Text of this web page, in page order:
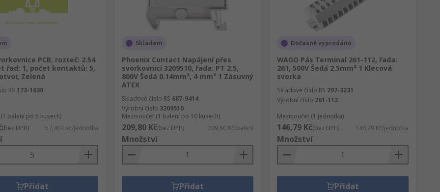
do mezery připojení. Zásuvné typy umožňují použití pevných vodičů nebo splétaných vodičů s
nářadí a umožňují rychlou instalaci.
které se dnes používají, je typ na lištu DIN. Konektory na lištu DIN mohou být jednoduché, dvojité a
a namontovány do panelů nebo skříní. Svorkovnice na lištu DIN jsou ideální pro aplikace s
svorkovnic, které vyhovují vašim potřebám. Naše svorkovnice jsou dodávány v široké škále typů,
PCB, rozteč: 2.54
řad: 1, počet kontaktů: 5,
Zelená
RS 173-1630
balení po 5 kusech)
(bez DPH) 57,404 Kč/jednotka
Přidat
Skladem
Phoenix Contact Napájení přes
svorkovnici 3209510, řada: PT 2.5,
800V Šedá 0.14mm², 4 mm² 1 Zásuvný
ATEX
Skladové číslo RS 687-9414
Výrobní číslo 3209510
Mezisoučet (1 balení po 10 kusech)
209,80 Kč(bez DPH) 209,80 Kč/balení
Množství
Přidat
Dočasně vyprodáno
WAGO Pás Terminal 261-112, řada:
261, 500V Šedá 2.5mm² 1 Klecová
svorka
Skladové číslo RS 297-3231
Výrobní číslo 261-112
Mezisoučet (1 jednotka)
146,79 Kč(bez DPH) 146,79 Kč/jednotka
Množství
Přidat